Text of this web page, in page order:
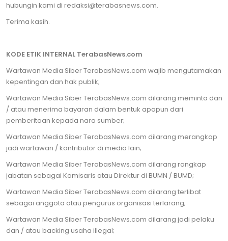
hubungin kami di redaksi@terabasnews.com.
Terima kasih.
KODE ETIK INTERNAL TerabasNews.com
Wartawan Media Siber TerabasNews.com wajib mengutamakan
kepentingan dan hak publik;
Wartawan Media Siber TerabasNews.com dilarang meminta dan
/ atau menerima bayaran dalam bentuk apapun dari
pemberitaan kepada nara sumber;
Wartawan Media Siber TerabasNews.com dilarang merangkap
jadi wartawan / kontributor di media lain;
Wartawan Media Siber TerabasNews.com dilarang rangkap
jabatan sebagai Komisaris atau Direktur di BUMN / BUMD;
Wartawan Media Siber TerabasNews.com dilarang terlibat
sebagai anggota atau pengurus organisasi terlarang;
Wartawan Media Siber TerabasNews.com dilarang jadi pelaku
dan / atau backing usaha illegal;